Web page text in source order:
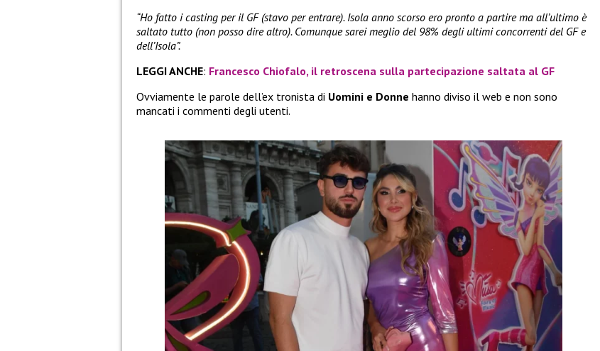
“Ho fatto i casting per il GF (stavo per entrare). Isola anno scorso ero pronto a partire ma all’ultimo è
saltato tutto (non posso dire altro). Comunque sarei meglio del 98% degli ultimi concorrenti del GF e
dell’Isola”.
LEGGI ANCHE: Francesco Chiofalo, il retroscena sulla partecipazione saltata al GF
Ovviamente le parole dell’ex tronista di Uomini e Donne hanno diviso il web e non sono
mancati i commenti degli utenti.